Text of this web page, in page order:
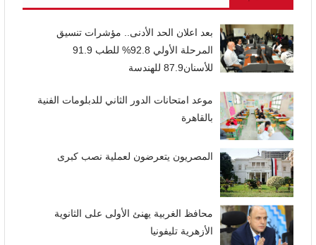
بعد اعلان الحد الأدنى.. مؤشرات تنسيق
المرحلة الأولي 92.8% للطب 91.9
للأسنان87.9 للهندسة
موعد امتحانات الدور الثاني للدبلومات الفنية
بالقاهرة
المصريون يتعرضون لعملية نصب كبرى
محافظ الغربية يهنئ الأولى على الثانوية
الأزهرية تليفونيا